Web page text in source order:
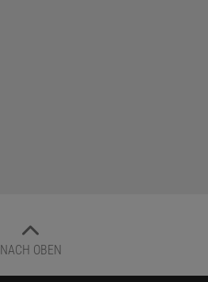
NACH OBEN